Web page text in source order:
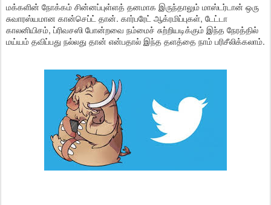
மக்களின் நோக்கம் சின்னப்புள்ளத் தனமாக இருந்தாலும் மாஸ்டர்டான் ஒரு
சுவாரஸ்யமான கான்செப்ட் தான். கார்பரேட் ஆக்ரமிப்புகள், டேட்டா
காலனியிசம், ப்ரிவசஸி போன்றவை நம்மைச் சுற்றியடிக்கும் இந்த நேரத்தில்
மய்யம் தவிப்பது நல்லது தான் என்பதால் இந்த தளத்தை நாம் பரிசீலிக்கலாம்.